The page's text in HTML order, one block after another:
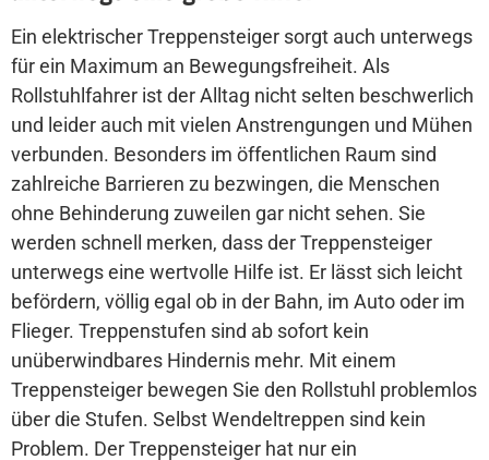
Ein elektrischer Treppensteiger sorgt auch unterwegs
für ein Maximum an Bewegungsfreiheit. Als
Rollstuhlfahrer ist der Alltag nicht selten beschwerlich
und leider auch mit vielen Anstrengungen und Mühen
verbunden. Besonders im öffentlichen Raum sind
zahlreiche Barrieren zu bezwingen, die Menschen
ohne Behinderung zuweilen gar nicht sehen. Sie
werden schnell merken, dass der Treppensteiger
unterwegs eine wertvolle Hilfe ist. Er lässt sich leicht
befördern, völlig egal ob in der Bahn, im Auto oder im
Flieger. Treppenstufen sind ab sofort kein
unüberwindbares Hindernis mehr. Mit einem
Treppensteiger bewegen Sie den Rollstuhl problemlos
über die Stufen. Selbst Wendeltreppen sind kein
Problem. Der Treppensteiger hat nur ein